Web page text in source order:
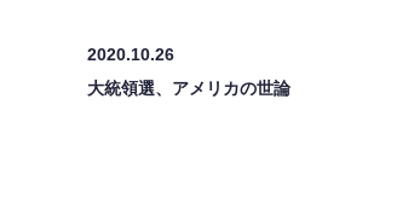
2020.10.26
大統領選、アメリカの世論